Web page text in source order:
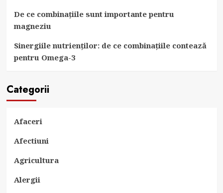
De ce combinațiile sunt importante pentru
magneziu
Sinergiile nutrienților: de ce combinațiile contează
pentru Omega-3
Categorii
Afaceri
Afectiuni
Agricultura
Alergii